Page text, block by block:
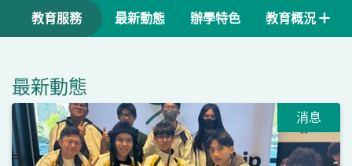
聯絡我們
教育服務 最新動態 辦學特色 教育概況
最新動態
消息